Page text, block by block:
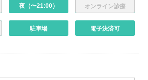
夜（〜21:00） オンライン診療
駐車場 電子決済可